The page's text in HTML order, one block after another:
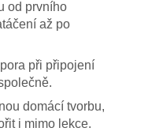
od prvního
až po
při připojení
domácí tvorbu,
i mimo lekce.